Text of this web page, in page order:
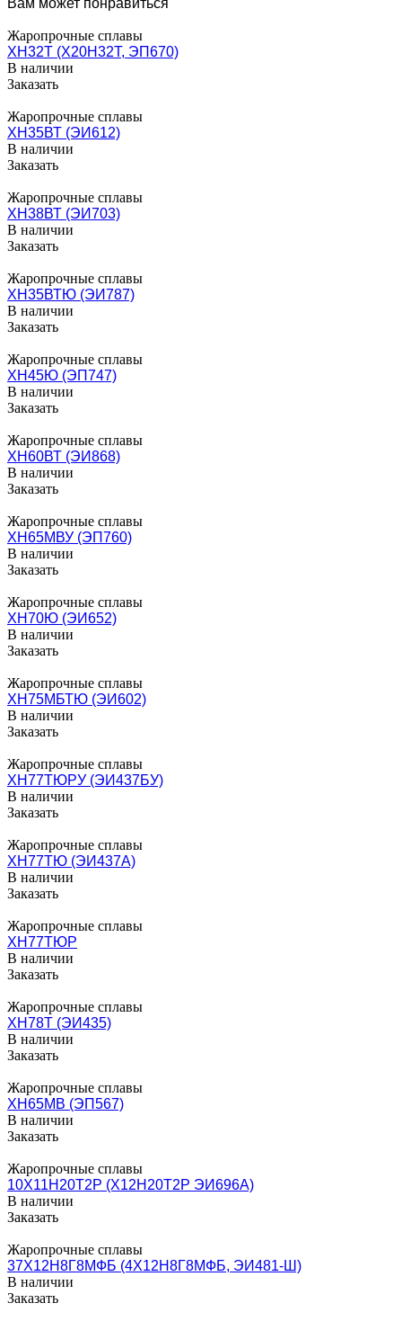
Жаропрочные сплавы
ХН32Т (Х20Н32Т, ЭП670)
В наличии
Заказать
Жаропрочные сплавы
ХН35ВТ (ЭИ612)
В наличии
Заказать
Жаропрочные сплавы
ХН38ВТ (ЭИ703)
В наличии
Заказать
Жаропрочные сплавы
ХН35ВТЮ (ЭИ787)
В наличии
Заказать
Жаропрочные сплавы
ХН45Ю (ЭП747)
В наличии
Заказать
Жаропрочные сплавы
ХН60ВТ (ЭИ868)
В наличии
Заказать
Жаропрочные сплавы
ХН65МВУ (ЭП760)
В наличии
Заказать
Жаропрочные сплавы
ХН70Ю (ЭИ652)
В наличии
Заказать
Жаропрочные сплавы
ХН75МБТЮ (ЭИ602)
В наличии
Заказать
Жаропрочные сплавы
ХН77ТЮРУ (ЭИ437БУ)
В наличии
Заказать
Жаропрочные сплавы
ХН77ТЮ (ЭИ437А)
В наличии
Заказать
Жаропрочные сплавы
ХН77ТЮР
В наличии
Заказать
Жаропрочные сплавы
ХН78Т (ЭИ435)
В наличии
Заказать
Жаропрочные сплавы
ХН65МВ (ЭП567)
В наличии
Заказать
Жаропрочные сплавы
10Х11Н20Т2Р (Х12Н20Т2Р ЭИ696А)
В наличии
Заказать
Жаропрочные сплавы
37Х12Н8Г8МФБ (4Х12Н8Г8МФБ, ЭИ481-Ш)
В наличии
Заказать